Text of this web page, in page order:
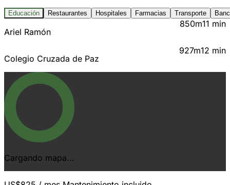
Educación Restaurantes Hospitales Farmacias Transporte
Ariel Ramón
850m11 min
Colegio Cruzada de Paz
927m12 min
Cargando mapa...